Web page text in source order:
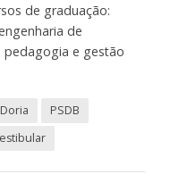
de graduação:
de
e gestão
PSDB